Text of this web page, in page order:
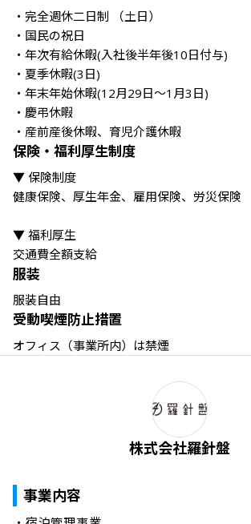
・完全週休二日制 （土日）
・国民の祝日
・年次有給休暇(入社後半年後10日付与)
・夏季休暇(3日)
・年末年始休暇(12月29日～1月3日)
・慶弔休暇
・産前産後休暇、育児介護休暇
保険・福利厚生制度
▼ 保険制度
健康保険、厚生年金、雇用保険、労災保険
▼ 福利厚生
交通費全額支給
服装
服装自由
受動喫煙防止措置
オフィス（事業所内）は禁煙
株式会社羅針盤
事業内容